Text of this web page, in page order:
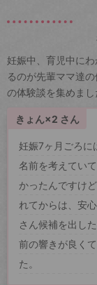
妊娠中、育児中に
るのが先輩ママ達
の体験談を集めまし
きょん×2 さん
妊娠7ヶ月ごろに
名前を考えてい
かったんですけ
れてからは、安
さん候補を出し
前の響きが良く
た。